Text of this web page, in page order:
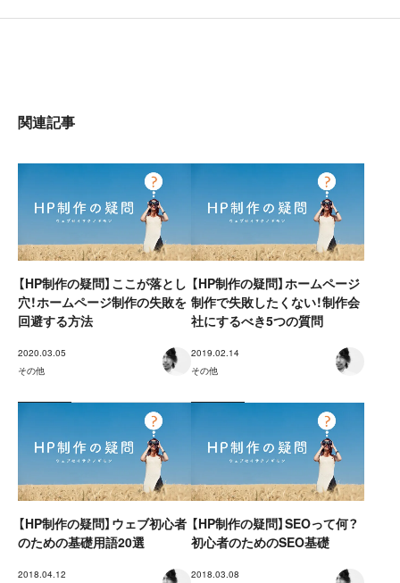
関連記事
【HP制作の疑問】ここが落とし
穴！ホームページ制作の失敗を
回避する方法
2020.03.05
その他
【HP制作の疑問】ホームページ
制作で失敗したくない！制作会
社にするべき5つの質問
2019.02.14
その他
【HP制作の疑問】ウェブ初心者
のための基礎用語20選
2018.04.12
【HP制作の疑問】SEOって何？
初心者のためのSEO基礎
2018.03.08